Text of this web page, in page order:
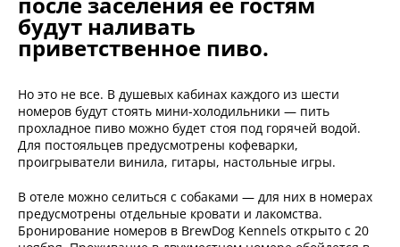
будут наливать
приветственное пиво.
Но это не все. В душевых кабинах каждого из шести
номеров будут стоять мини-холодильники — пить
прохладное пиво можно будет стоя под горячей водой.
Для постояльцев предусмотрены кофеварки,
проигрыватели винила, гитары, настольные игры.
В отеле можно селиться с собаками — для них в номерах
предусмотрены отдельные кровати и лакомства.
Бронирование номеров в BrewDog Kennels открыто с 20